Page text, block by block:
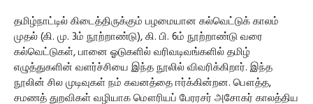
தமிழ்நாட்டில் கிடைத்திருக்கும் பழமையான கல்வெட்டுக் காலம்
முதல் (கி. மு. 3ம் நூற்றாண்டு), கி. பி. 6ம் நூற்றாண்டு வரை
கல்வெட்டுகள், பானை ஓடுகளில் வரிவடிவங்களில் தமிழ்
எழுத்துகளின் வளர்ச்சியை இந்த நூலில் விவரிக்கிறார். இந்த
நூலின் சில முடிவுகள் நம் கவனத்தை ஈர்க்கின்றன. பௌத்த,
சமணத் துறவிகள் வழியாக மௌரியப் பேரரசர் அசோகர் காலத்திய